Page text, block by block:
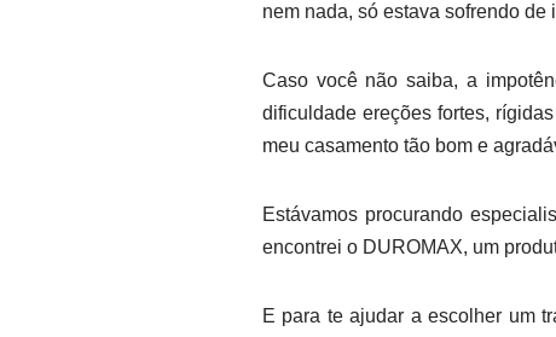
nem nada, só estava sofrendo de
Caso você não saiba, a
dificuldade ereções fortes,
meu casamento tão bom e
Estávamos procurando
encontrei o DUROMAX, um
E para te ajudar a escolher um